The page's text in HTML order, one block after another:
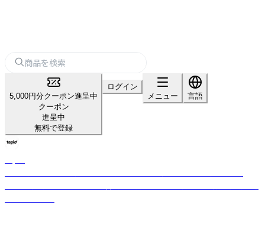
5,000円分クーポン進呈中
クーポン
進呈中
無料で登録
ログイン
メニュー
言語